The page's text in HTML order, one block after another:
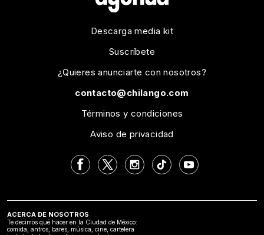
Descarga media kit
Suscríbete
¿Quieres anunciarte con nosotros?
contacto@chilango.com
Términos y condiciones
Aviso de privacidad
ACERCA DE NOSOTROS
Te decimos qué hacer en la Ciudad de México:
comida, antros, bares, música, cine, cartelera